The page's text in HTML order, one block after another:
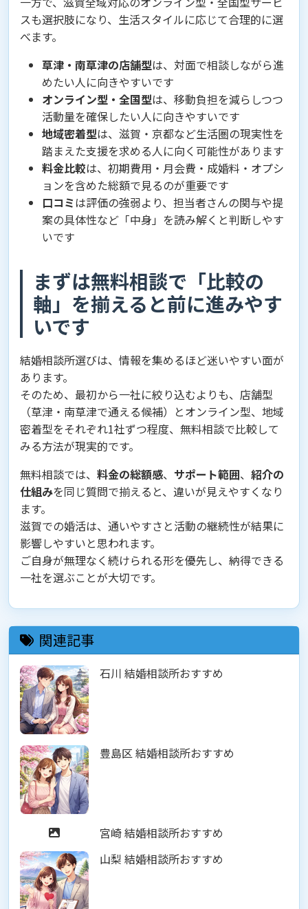
スも選択肢になり、生活スタイルに応じて合理的に選
べます。
草津・南草津の店舗型は、対面で相談しながら進
めたい人に向きやすいです
オンライン型・全国型は、移動負担を減らしつつ
活動量を確保したい人に向きやすいです
地域密着型は、滋賀・京都など生活圏の現実性を
踏まえた支援を求める人に向く可能性があります
料金比較は、初期費用・月会費・成婚料・オプシ
ョンを含めた総額で見るのが重要です
口コミは評価の強弱より、担当者さんの関与や提
案の具体性など「中身」を読み解くと判断しやす
いです
まずは無料相談で「比較の
軸」を揃えると前に進みやす
いです
結婚相談所選びは、情報を集めるほど迷いやすい面が
あります。
そのため、最初から一社に絞り込むよりも、店舗型
（草津・南草津で通える候補）とオンライン型、地域
密着型をそれぞれ1社ずつ程度、無料相談で比較して
みる方法が現実的です。
無料相談では、 料金の総額感、 サポート範囲、 紹介の
仕組みを同じ質問で揃えると、違いが見えやすくなり
ます。
滋賀での婚活は、通いやすさと活動の継続性が結果に
影響しやすいと思われます。
ご自身が無理なく続けられる形を優先し、納得できる
一社を選ぶことが大切です。
関連記事
石川 結婚相談所おすすめ
豊島区 結婚相談所おすすめ
宮崎 結婚相談所おすすめ
山梨 結婚相談所おすすめ